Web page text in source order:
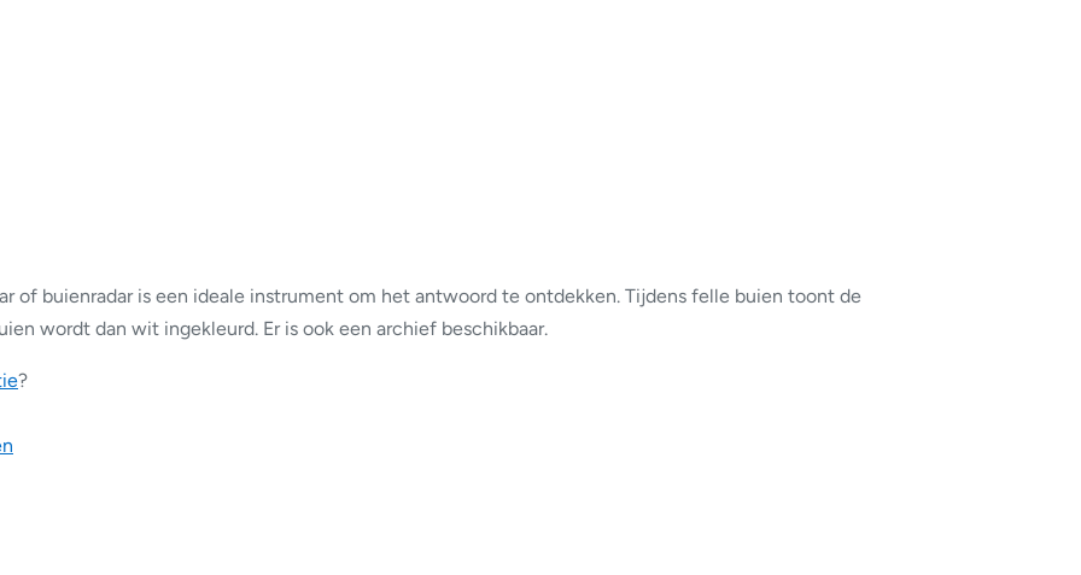
of buienradar is een ideale instrument om het antwoord te ontdekken. Tijdens felle buien toont de
wordt dan wit ingekleurd. Er is ook een archief beschikbaar.
?